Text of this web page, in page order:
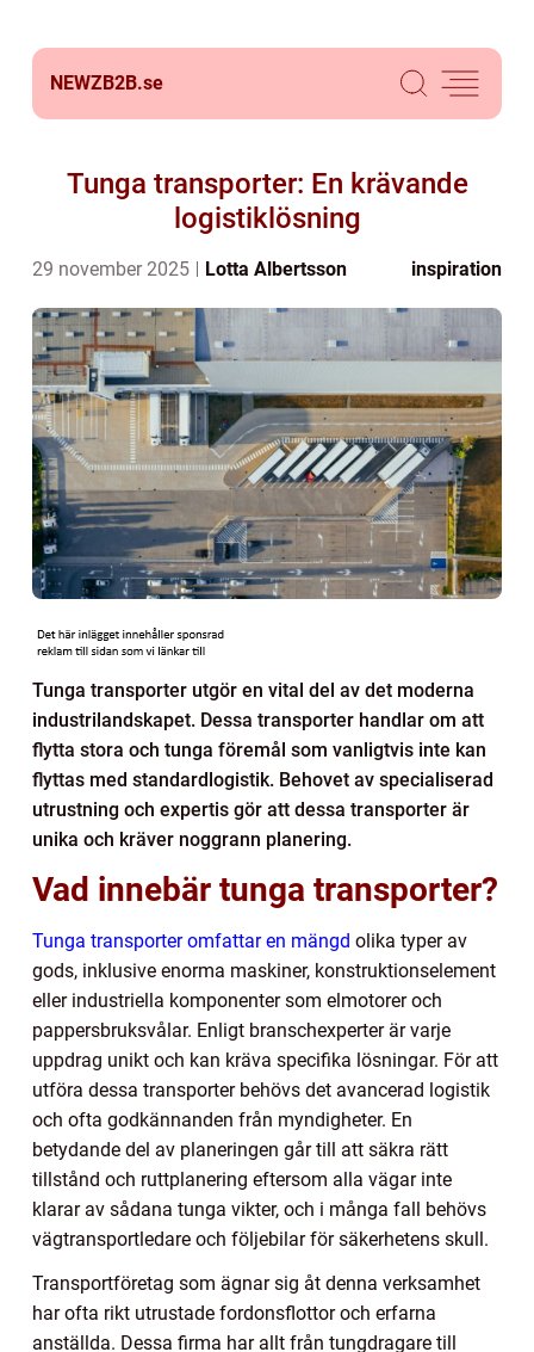
NEWZB2B.se
Tunga transporter: En krävande
logistiklösning
29 november 2025 Lotta Albertsson inspiration
Tunga transporter utgör en vital del av det moderna
industrilandskapet. Dessa transporter handlar om att
flytta stora och tunga föremål som vanligtvis inte kan
flyttas med standardlogistik. Behovet av specialiserad
utrustning och expertis gör att dessa transporter är
unika och kräver noggrann planering.
Vad innebär tunga transporter?
Tunga transporter omfattar en mängd olika typer av
gods, inklusive enorma maskiner, konstruktionselement
eller industriella komponenter som elmotorer och
pappersbruksvålar. Enligt branschexperter är varje
uppdrag unikt och kan kräva specifika lösningar. För att
utföra dessa transporter behövs det avancerad logistik
och ofta godkännanden från myndigheter. En
betydande del av planeringen går till att säkra rätt
tillstånd och ruttplanering eftersom alla vägar inte
klarar av sådana tunga vikter, och i många fall behövs
vägtransportledare och följebilar för säkerhetens skull.
Transportföretag som ägnar sig åt denna verksamhet
har ofta rikt utrustade fordonsflottor och erfarna
anställda. Dessa firma har allt från tungdragare till